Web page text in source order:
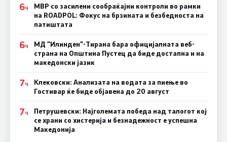
6Ч
МВР со засилени сообраќајни контроли во рамки
на ROADPOL: Фокус на брзината и безбедноста на
патиштата
6Ч
МД “Илинден“-Тирана бара официјалната веб-
страна на Општина Пустец да биде достапна и на
македонски јазик
7Ч
Клековски: Анализата на водата за пиење во
Гостивар ќе биде објавена до 20 август
7Ч
Петрушевски: Најголемата победа над талогот кој
се храни со хистерија и безнадежност е успешна
Македонија